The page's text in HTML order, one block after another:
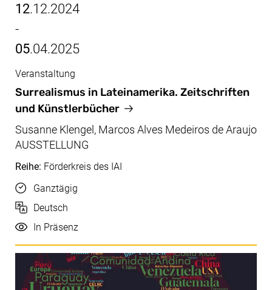
12.12.2024
-
05.04.2025
Dez/Apr, 12.12.2024 - 05.04.2025
Surrealismus in Lateinamerika. Zeitschriften
und Künstlerbücher
Veranstaltung
Susanne Klengel, Marcos Alves Medeiros de Araujo
AUSSTELLUNG
Reihe: Förderkreis des IAI
Uhrzeit
Ganztägig
Sprache
Deutsch
Durchführung
In Präsenz